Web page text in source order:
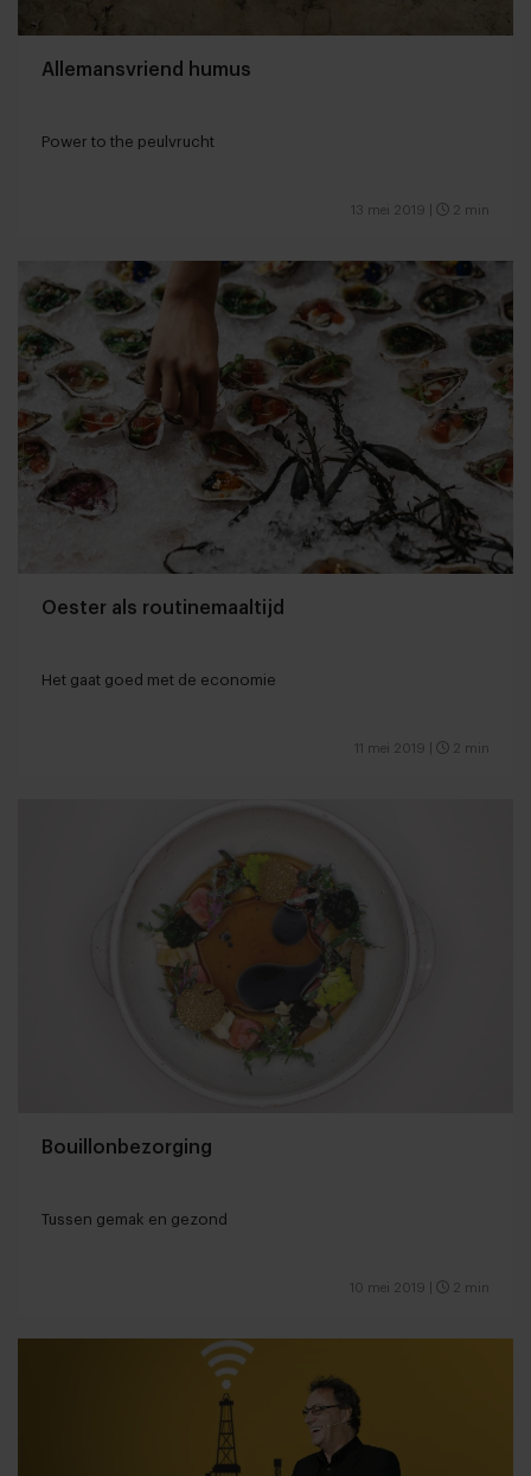
Allemansvriend humus
Power to the peulvrucht
13 mei 2019 2 min
Oester als routinemaaltijd
Het gaat goed met de economie
11 mei 2019 2 min
Bouillonbezorging
Tussen gemak en gezond
10 mei 2019 2 min